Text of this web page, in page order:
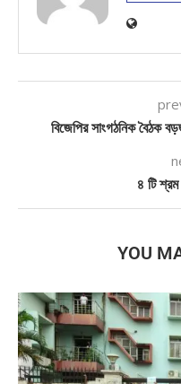
বিজেপির সাংগঠনিক বৈঠক
৪ টি শ্রম
YOU